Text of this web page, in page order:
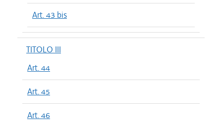
Art. 43 bis
TITOLO III
Art. 44
Art. 45
Art. 46